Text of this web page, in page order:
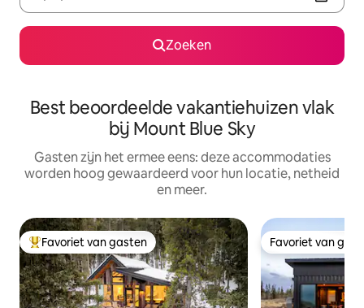
Zoeken
Best beoordeelde vakantiehuizen vlak
bij Mount Blue Sky
Gasten zijn het ermee eens: deze accommodaties
worden hoog gewaardeerd voor hun locatie, netheid
en meer.
Topfavoriet van gasten
Favoriet van gasten Favoriet van
Favoriet van